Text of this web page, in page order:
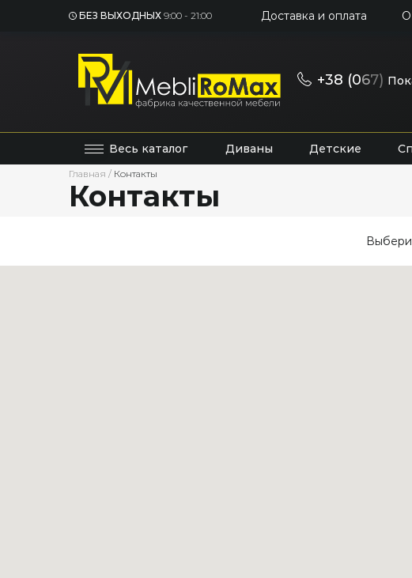
БЕЗ ВЫХОДНЫХ 9:00 - 21:00 Доставка и оплата О
+38 (067)
Весь каталог Диваны Детские
Главная / Контакты
Контакты